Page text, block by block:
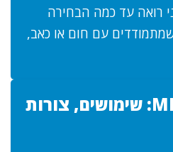
רואה עד כמה הבחירה
עם חום או כאב,
מורפין MCR ו-MIR: שימושים, צורות